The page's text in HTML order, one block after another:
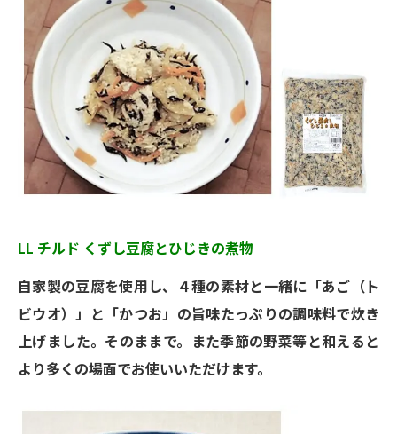
LL チルド くずし豆腐とひじきの煮物
自家製の豆腐を使用し、４種の素材と一緒に「あご（ト
ビウオ）」と「かつお」の旨味たっぷりの調味料で炊き
上げました。そのままで。また季節の野菜等と和えると
より多くの場面でお使いいただけます。